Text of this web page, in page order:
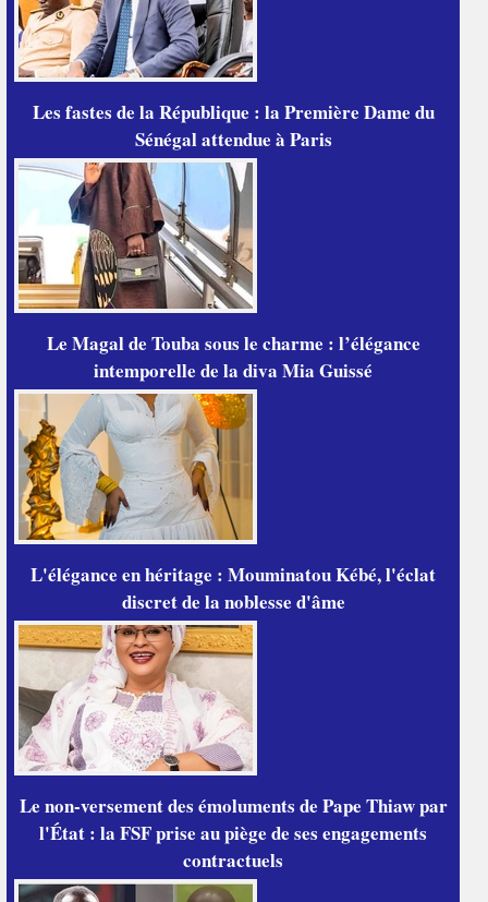
Les fastes de la République : la Première Dame du
Sénégal attendue à Paris
Le Magal de Touba sous le charme : l’élégance
intemporelle de la diva Mia Guissé
L'élégance en héritage : Mouminatou Kébé, l'éclat
discret de la noblesse d'âme
Le non-versement des émoluments de Pape Thiaw par
l'État : la FSF prise au piège de ses engagements
contractuels